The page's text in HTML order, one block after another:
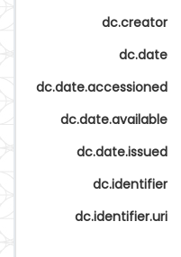
dc.creator
dc.date
dc.date.accessioned
dc.date.available
dc.date.issued
dc.identifier
dc.identifier.uri